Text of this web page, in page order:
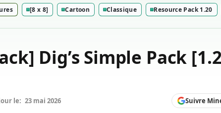
[8 x 8] Cartoon Classique Resource Pack 1.20
Dig’s Simple Pack
le: 23 mai 2026 Suivre